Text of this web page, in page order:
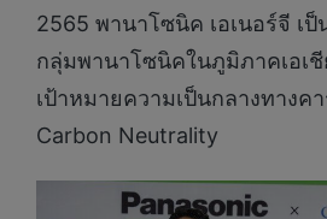
2565 พานาโซนิค เอเนอร์จี เ
กลุ่มพานาโซนิคในภูมิภาคเอเ
เป้าหมายความเป็นกลางทางค
Carbon Neutrality